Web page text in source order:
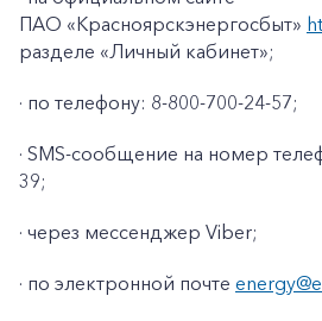
ПАО «Красноярскэнергосбыт»
разделе «Личный кабинет»;
· по телефону: 8-800-700-24-57;
· SMS-сообщение на номер
39;
· через мессенджер Viber;
· по электронной почте